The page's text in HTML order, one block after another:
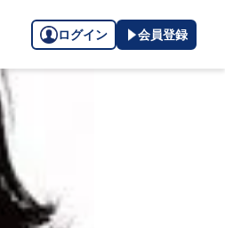
ログイン 会員登録